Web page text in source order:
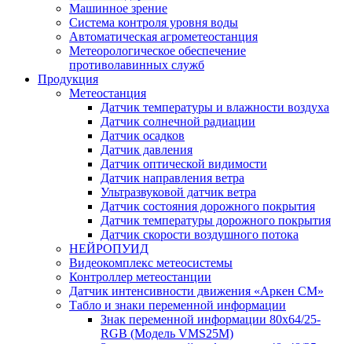
Машинное зрение
Система контроля уровня воды
Автоматическая агрометеостанция
Метеорологическое обеспечение
противолавинных служб
Продукция
Метеостанция
Датчик температуры и влажности воздуха
Датчик солнечной радиации
Датчик осадков
Датчик давления
Датчик оптической видимости
Датчик направления ветра
Ультразвуковой датчик ветра
Датчик состояния дорожного покрытия
Датчик температуры дорожного покрытия
Датчик скорости воздушного потока
НЕЙРОПУИД
Видеокомплекс метеосистемы
Контроллер метеостанции
Датчик интенсивности движения «Аркен СМ»
Табло и знаки переменной информации
Знак переменной информации 80х64/25-
RGB (Модель VMS25M)